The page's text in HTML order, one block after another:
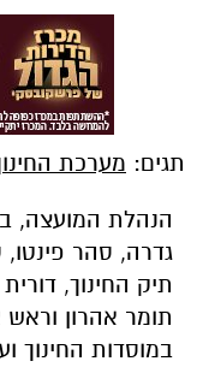
תגים: מערכת
הנהלת המועצה,
גדרה, סהר
תיק החינוך,
תומר אהרון וראש
במוסדות החינוך